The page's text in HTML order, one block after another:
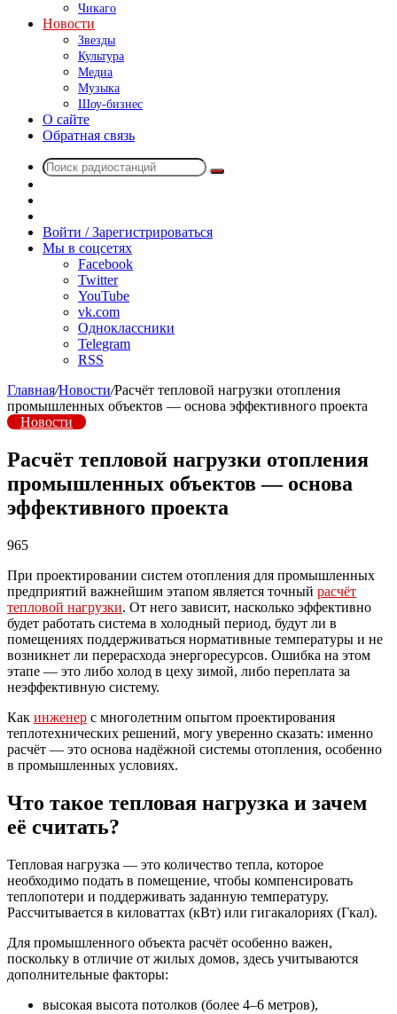
Чикаго
Новости
Звезды
Культура
Медиа
Музыка
Шоу-бизнес
О сайте
Обратная связь
Поиск
радио
Войти / Зарегистрироваться
Мы в соцсетях
Facebook
Twitter
YouTube
vk.com
Одноклассники
Telegram
RSS
Главная/Новости/Расчёт тепловой нагрузки отопления
промышленных объектов — основа эффективного проекта
Новости
Расчёт тепловой нагрузки отопления
промышленных объектов — основа
эффективного проекта
965
При проектировании систем отопления для промышленных
предприятий важнейшим этапом является точный расчёт
тепловой нагрузки. От него зависит, насколько эффективно
будет работать система в холодный период, будут ли в
помещениях поддерживаться нормативные температуры и не
возникнет ли перерасхода энергоресурсов. Ошибка на этом
этапе — это либо холод в цеху зимой, либо переплата за
неэффективную систему.
Как инженер с многолетним опытом проектирования
теплотехнических решений, могу уверенно сказать: именно
расчёт — это основа надёжной системы отопления, особенно
в промышленных условиях.
Что такое тепловая нагрузка и зачем
её считать?
Тепловая нагрузка — это количество тепла, которое
необходимо подать в помещение, чтобы компенсировать
теплопотери и поддерживать заданную температуру.
Рассчитывается в киловаттах (кВт) или гигакалориях (Гкал).
Для промышленного объекта расчёт особенно важен,
поскольку в отличие от жилых домов, здесь учитываются
дополнительные факторы:
высокая высота потолков (более 4–6 метров),